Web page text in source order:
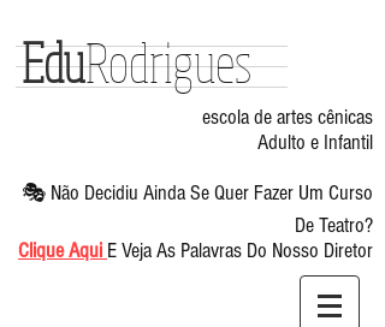
escola de artes cênicas
Adulto e Infantil
EduRodrigues
🎭 Não Decidiu Ainda Se Quer Fazer Um Curso
De Teatro?
Clique Aqui E Veja As Palavras Do Nosso Diretor